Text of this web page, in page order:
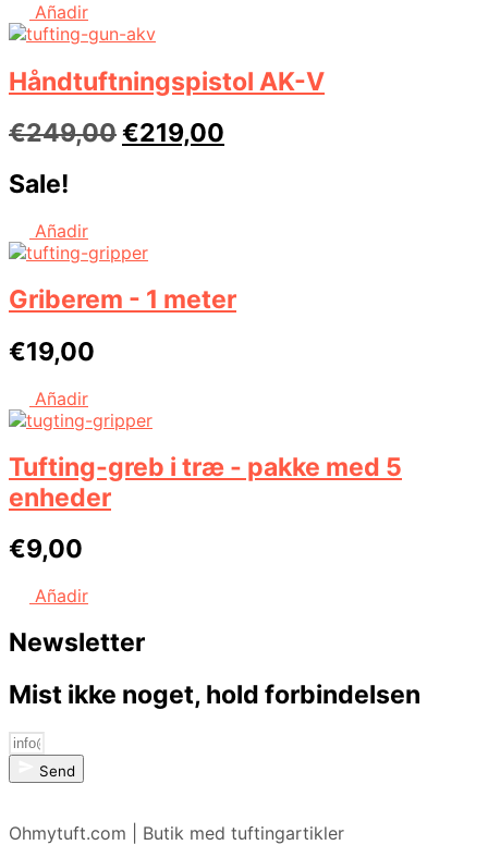
€358,00.
Añadir
Håndtuftningspistol AK-V
€249,00Den
€249,00.
€219,00
Sale!
Añadir
Griberem - 1 meter
€19,00
Añadir
Tufting-greb i træ - pakke med 5
enheder
€9,00
Añadir
Newsletter
Mist ikke noget, hold forbindelsen
Send
Ohmytuft.com | Butik med tuftingartikler